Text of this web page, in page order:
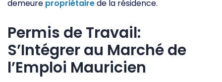
demeure propriétairede la résidence.
Permis de Travail:
S’Intégrer au Marché de
l’Emploi Mauricien